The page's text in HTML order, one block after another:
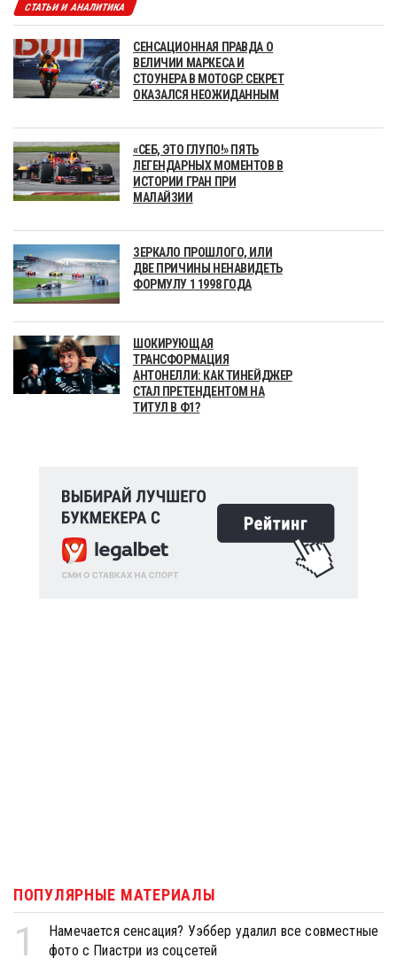
СТАТЬИ И АНАЛИТИКА
СЕНСАЦИОННАЯ ПРАВДА О
ВЕЛИЧИИ МАРКЕСА И
СТОУНЕРА В MOTOGP. СЕКРЕТ
ОКАЗАЛСЯ НЕОЖИДАННЫМ
«СЕБ, ЭТО ГЛУПО!» ПЯТЬ
ЛЕГЕНДАРНЫХ МОМЕНТОВ В
ИСТОРИИ ГРАН ПРИ
МАЛАЙЗИИ
ЗЕРКАЛО ПРОШЛОГО, ИЛИ
ДВЕ ПРИЧИНЫ НЕНАВИДЕТЬ
ФОРМУЛУ 1 1998 ГОДА
ШОКИРУЮЩАЯ
ТРАНСФОРМАЦИЯ
АНТОНЕЛЛИ: КАК ТИНЕЙДЖЕР
СТАЛ ПРЕТЕНДЕНТОМ НА
ТИТУЛ В Ф1?
ПОПУЛЯРНЫЕ МАТЕРИАЛЫ
1
Намечается сенсация? Уэббер удалил все совместные
фото с Пиастри из соцсетей